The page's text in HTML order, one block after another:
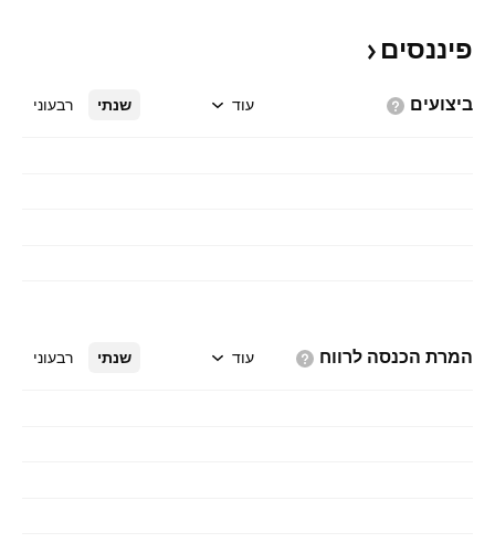
פיננסים
ביצועים שנתי רבעוני עוד
המרת הכנסה לרווח שנתי רבעוני עוד